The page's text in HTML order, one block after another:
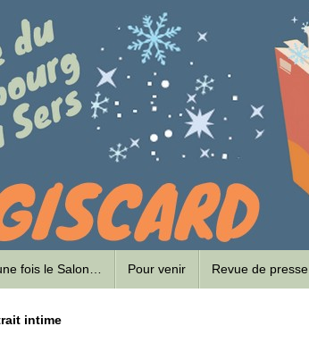
fois le Salon… Pour venir Revue de presse
intime